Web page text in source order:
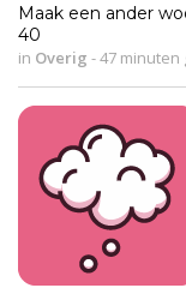
Maak een ander
40
in Overig -47 minuten